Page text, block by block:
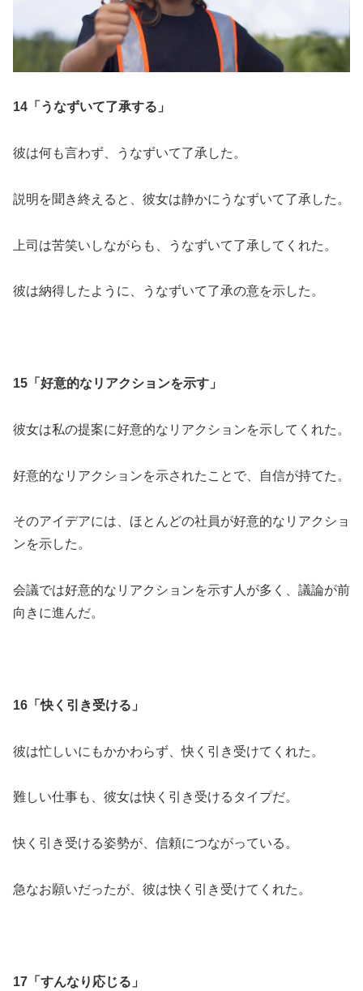
14「うなずいて了承する」
彼は何も言わず、うなずいて了承した。
説明を聞き終えると、彼女は静かにうなずいて了承した。
上司は苦笑いしながらも、うなずいて了承してくれた。
彼は納得したように、うなずいて了承の意を示した。
15「好意的なリアクションを示す」
彼女は私の提案に好意的なリアクションを示してくれた。
好意的なリアクションを示されたことで、自信が持てた。
そのアイデアには、ほとんどの社員が好意的なリアクショ
ンを示した。
会議では好意的なリアクションを示す人が多く、議論が前
向きに進んだ。
16「快く引き受ける」
彼は忙しいにもかかわらず、快く引き受けてくれた。
難しい仕事も、彼女は快く引き受けるタイプだ。
快く引き受ける姿勢が、信頼につながっている。
急なお願いだったが、彼は快く引き受けてくれた。
17「すんなり応じる」